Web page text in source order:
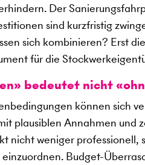
Der
sind kurzfristig
sich kombinieren? Erst
für die
bedeutet nicht
können sich
plausiblen Annahmen und
nicht weniger professionell,
Budget-